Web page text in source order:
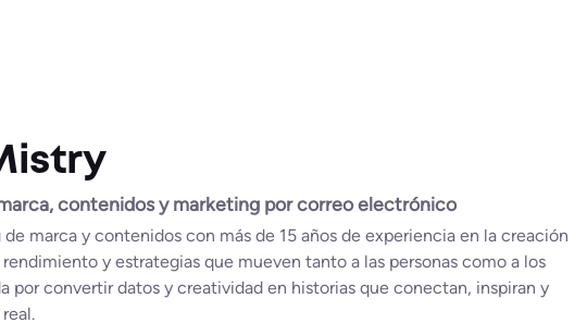
contenidos y marketing por correo electrónico
marca y contenidos con más de 15 años de experiencia en la creación
y estrategias que mueven tanto a las personas como a los
por convertir datos y creatividad en historias que conectan, inspiran y